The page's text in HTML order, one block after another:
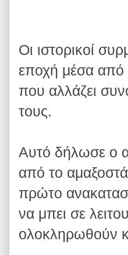
Οι ιστορικοί
εποχή μέσα
που αλλάζει
τους.
Αυτό δήλωσε ο
από το
πρώτο
να μπει σε
ολοκληρωθούν